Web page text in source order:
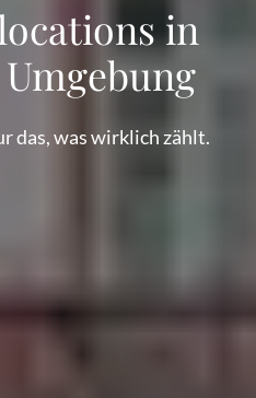
in
das, was wirklich zählt.